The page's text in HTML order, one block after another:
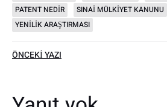
PATENT NEDIR
SINAI MÜLKIYET KANUNU
YENILIK ARAŞTIRMASI
Yazı
dolaşımı
ÖNCEKI YAZI